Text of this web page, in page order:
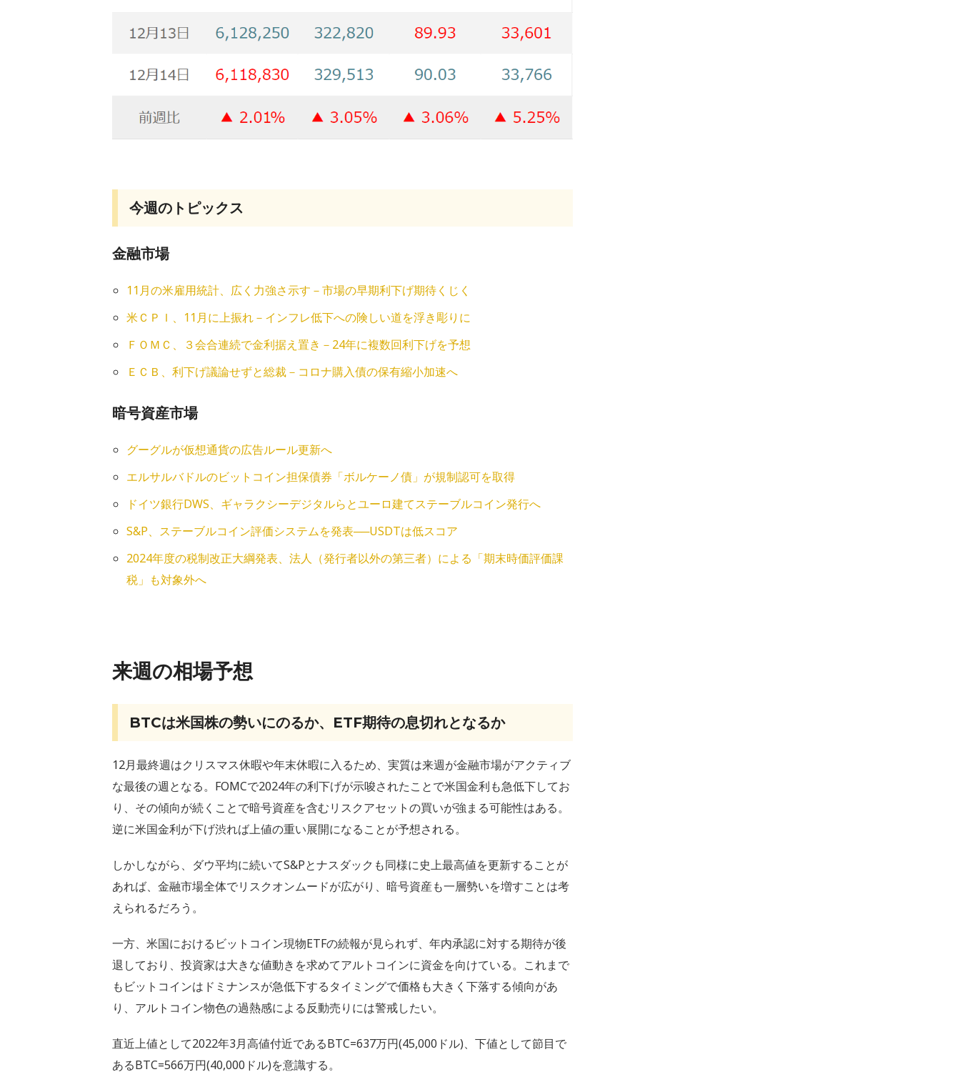
今週のトピックス
金融市場
11月の米雇用統計、広く力強さ示す－市場の早期利下げ期待くじく
米ＣＰＩ、11月に上振れ－インフレ低下への険しい道を浮き彫りに
ＦＯＭＣ、３会合連続で金利据え置き－24年に複数回利下げを予想
ＥＣＢ、利下げ議論せずと総裁－コロナ購入債の保有縮小加速へ
暗号資産市場
グーグルが仮想通貨の広告ルール更新へ
エルサルバドルのビットコイン担保債券「ボルケーノ債」が規制認可を取得
ドイツ銀行DWS、ギャラクシーデジタルらとユーロ建てステーブルコイン発行へ
S&P、ステーブルコイン評価システムを発表──USDTは低スコア
2024年度の税制改正大綱発表、法人（発行者以外の第三者）による「期末時価評価課
税」も対象外へ
来週の相場予想
BTCは米国株の勢いにのるか、ETF期待の息切れとなるか
12月最終週はクリスマス休暇や年末休暇に入るため、実質は来週が金融市場がアクティブ
な最後の週となる。FOMCで2024年の利下げが示唆されたことで米国金利も急低下してお
り、その傾向が続くことで暗号資産を含むリスクアセットの買いが強まる可能性はある。
逆に米国金利が下げ渋れば上値の重い展開になることが予想される。
しかしながら、ダウ平均に続いてS&Pとナスダックも同様に史上最高値を更新することが
あれば、金融市場全体でリスクオンムードが広がり、暗号資産も一層勢いを増すことは考
えられるだろう。
一方、米国におけるビットコイン現物ETFの続報が見られず、年内承認に対する期待が後
退しており、投資家は大きな値動きを求めてアルトコインに資金を向けている。これまで
もビットコインはドミナンスが急低下するタイミングで価格も大きく下落する傾向があ
り、アルトコイン物色の過熱感による反動売りには警戒したい。
直近上値として2022年3月高値付近であるBTC=637万円(45,000ドル)、下値として節目で
あるBTC=566万円(40,000ドル)を意識する。